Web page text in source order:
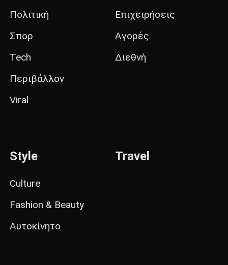
Πολιτική
Σπορ
Tech
Περιβάλλον
Viral
Επιχειρήσεις
Αγορές
Διεθνή
Style
Culture
Fashion & Beauty
Αυτοκίνητο
Travel